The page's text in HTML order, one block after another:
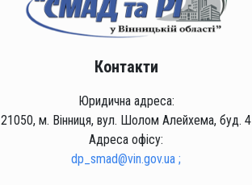
Контакти
Юридична адреса:
21050, м. Вінниця, вул. Шолом Алейхема, буд. 4
Адреса офісу:
dp_smad@vin.gov.ua ;